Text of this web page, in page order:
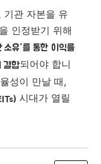
기관 자본을 유
인정받기 위해
소유'를 통한 이익률
결합되어야 합니
성이 만날 때,
시대가 열릴